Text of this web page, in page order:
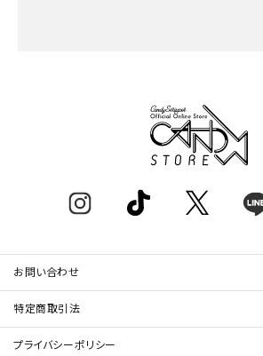
お問い合わせ
特定商取引法
プライバシーポリシー